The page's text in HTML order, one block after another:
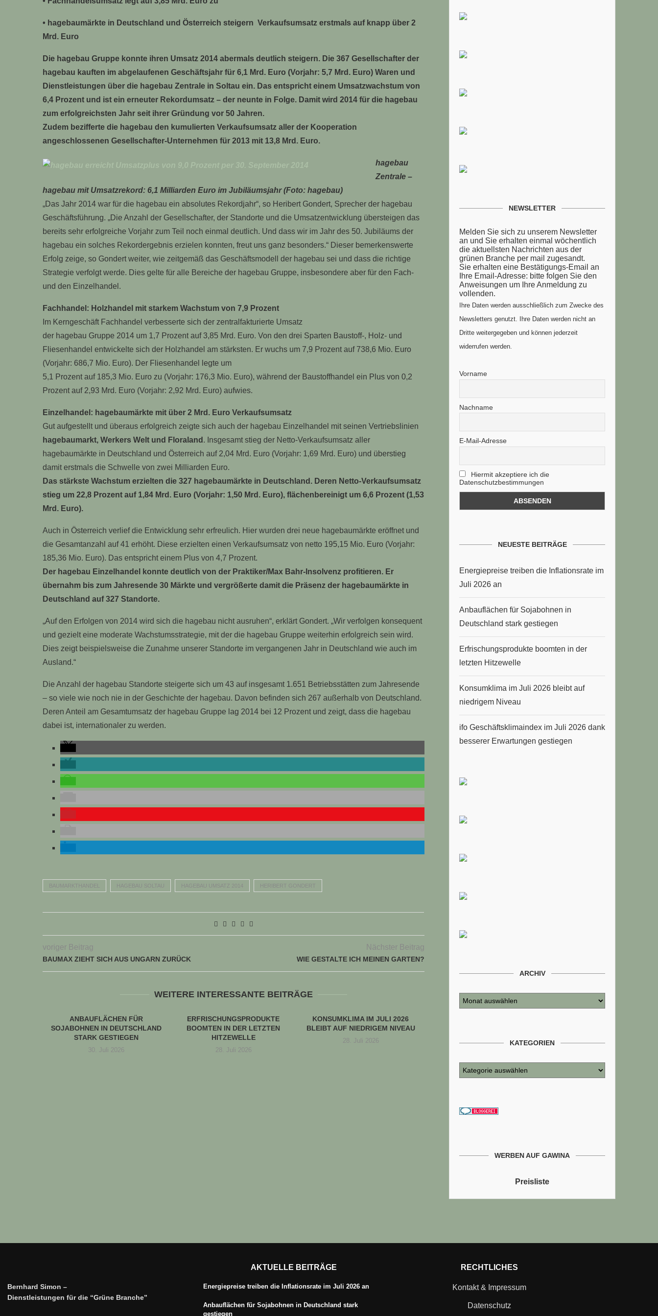
• hagebaumärkte in Deutschland und Österreich steigern Verkaufsumsatz erstmals auf knapp über 2
Mrd. Euro
Die hagebau Gruppe konnte ihren Umsatz 2014 abermals deutlich steigern. Die 367 Gesellschafter der
hagebau kauften im abgelaufenen Geschäftsjahr für 6,1 Mrd. Euro (Vorjahr: 5,7 Mrd. Euro) Waren und
Dienstleistungen über die hagebau Zentrale in Soltau ein. Das entspricht einem Umsatzwachstum von
6,4 Prozent und ist ein erneuter Rekordumsatz – der neunte in Folge. Damit wird 2014 für die hagebau
zum erfolgreichsten Jahr seit ihrer Gründung vor 50 Jahren.
Zudem bezifferte die hagebau den kumulierten Verkaufsumsatz aller der Kooperation
angeschlossenen Gesellschafter-Unternehmen für 2013 mit 13,8 Mrd. Euro.
hagebau
Zentrale –
hagebau mit Umsatzrekord: 6,1 Milliarden Euro im Jubiläumsjahr (Foto: hagebau)
„Das Jahr 2014 war für die hagebau ein absolutes Rekordjahr“, so Heribert Gondert, Sprecher der hagebau
Geschäftsführung. „Die Anzahl der Gesellschafter, der Standorte und die Umsatzentwicklung übersteigen das
bereits sehr erfolgreiche Vorjahr zum Teil noch einmal deutlich. Und dass wir im Jahr des 50. Jubiläums der
hagebau ein solches Rekordergebnis erzielen konnten, freut uns ganz besonders.“ Dieser bemerkenswerte
Erfolg zeige, so Gondert weiter, wie zeitgemäß das Geschäftsmodell der hagebau sei und dass die richtige
Strategie verfolgt werde. Dies gelte für alle Bereiche der hagebau Gruppe, insbesondere aber für den Fach-
und den Einzelhandel.
Fachhandel: Holzhandel mit starkem Wachstum von 7,9 Prozent
Im Kerngeschäft Fachhandel verbesserte sich der zentralfakturierte Umsatz
der hagebau Gruppe 2014 um 1,7 Prozent auf 3,85 Mrd. Euro. Von den drei Sparten Baustoff-, Holz- und
Fliesenhandel entwickelte sich der Holzhandel am stärksten. Er wuchs um 7,9 Prozent auf 738,6 Mio. Euro
(Vorjahr: 686,7 Mio. Euro). Der Fliesenhandel legte um
5,1 Prozent auf 185,3 Mio. Euro zu (Vorjahr: 176,3 Mio. Euro), während der Baustoffhandel ein Plus von 0,2
Prozent auf 2,93 Mrd. Euro (Vorjahr: 2,92 Mrd. Euro) aufwies.
Einzelhandel: hagebaumärkte mit über 2 Mrd. Euro Verkaufsumsatz
Gut aufgestellt und überaus erfolgreich zeigte sich auch der hagebau Einzelhandel mit seinen Vertriebslinien
hagebaumarkt, Werkers Welt und Floraland . Insgesamt stieg der Netto-Verkaufsumsatz aller
hagebaumärkte in Deutschland und Österreich auf 2,04 Mrd. Euro (Vorjahr: 1,69 Mrd. Euro) und überstieg
damit erstmals die Schwelle von zwei Milliarden Euro.
Das stärkste Wachstum erzielten die 327 hagebaumärkte in Deutschland. Deren Netto-Verkaufsumsatz
stieg um 22,8 Prozent auf 1,84 Mrd. Euro (Vorjahr: 1,50 Mrd. Euro), flächenbereinigt um 6,6 Prozent (1,53
Mrd. Euro).
Auch in Österreich verlief die Entwicklung sehr erfreulich. Hier wurden drei neue hagebaumärkte eröffnet und
die Gesamtanzahl auf 41 erhöht. Diese erzielten einen Verkaufsumsatz von netto 195,15 Mio. Euro (Vorjahr:
185,36 Mio. Euro). Das entspricht einem Plus von 4,7 Prozent.
Der hagebau Einzelhandel konnte deutlich von der Praktiker/Max Bahr-Insolvenz profitieren. Er
übernahm bis zum Jahresende 30 Märkte und vergrößerte damit die Präsenz der hagebaumärkte in
Deutschland auf 327 Standorte.
„Auf den Erfolgen von 2014 wird sich die hagebau nicht ausruhen“, erklärt Gondert. „Wir verfolgen konsequent
und gezielt eine moderate Wachstumsstrategie, mit der die hagebau Gruppe weiterhin erfolgreich sein wird.
Dies zeigt beispielsweise die Zunahme unserer Standorte im vergangenen Jahr in Deutschland wie auch im
Ausland.“
Die Anzahl der hagebau Standorte steigerte sich um 43 auf insgesamt 1.651 Betriebsstätten zum Jahresende
– so viele wie noch nie in der Geschichte der hagebau. Davon befinden sich 267 außerhalb von Deutschland.
Deren Anteil am Gesamtumsatz der hagebau Gruppe lag 2014 bei 12 Prozent und zeigt, dass die hagebau
dabei ist, internationaler zu werden.
BAUMARKTHANDEL HAGEBAU SOLTAU HAGEBAU UMSATZ 2014 HERIBERT GONDERT
voriger Beitrag
BAUMAX ZIEHT SICH AUS UNGARN ZURÜCK
Nächster Beitrag
WIE GESTALTE ICH MEINEN GARTEN?
WEITERE INTERESSANTE BEITRÄGE
ANBAUFLÄCHEN FÜR
SOJABOHNEN IN DEUTSCHLAND
STARK GESTIEGEN
30. Juli 2026
ERFRISCHUNGSPRODUKTE
BOOMTEN IN DER LETZTEN
HITZEWELLE
28. Juli 2026
KONSUMKLIMA IM JULI 2026
BLEIBT AUF NIEDRIGEM NIVEAU
28. Juli 2026
NEWSLETTER
Melden Sie sich zu unserem Newsletter
an und Sie erhalten einmal wöchentlich
die aktuellsten Nachrichten aus der
grünen Branche per mail zugesandt.
Sie erhalten eine Bestätigungs-Email an
Ihre Email-Adresse: bitte folgen Sie den
Anweisungen um Ihre Anmeldung zu
vollenden.
Ihre Daten werden ausschließlich zum Zwecke des
Newsletters genutzt. Ihre Daten werden nicht an
Dritte weitergegeben und können jederzeit
widerrufen werden.
Vorname
Nachname
E-Mail-Adresse
Hiermit akzeptiere ich die
Datenschutzbestimmungen
NEUESTE BEITRÄGE
Energiepreise treiben die Inflationsrate im
Juli 2026 an
Anbauflächen für Sojabohnen in
Deutschland stark gestiegen
Erfrischungsprodukte boomten in der
letzten Hitzewelle
Konsumklima im Juli 2026 bleibt auf
niedrigem Niveau
ifo Geschäftsklimaindex im Juli 2026 dank
besserer Erwartungen gestiegen
ARCHIV
KATEGORIEN
WERBEN AUF GAWINA
Preisliste
Bernhard Simon –
Dienstleistungen für die “Grüne Branche”
AKTUELLE BEITRÄGE
Energiepreise treiben die Inflationsrate im Juli 2026 an
Anbauflächen für Sojabohnen in Deutschland stark
gestiegen
RECHTLICHES
Kontakt & Impressum
Datenschutz